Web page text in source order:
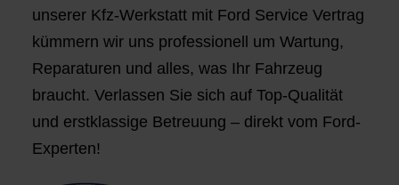
unserer Kfz-Werkstatt mit Ford Service Vertrag
kümmern wir uns professionell um Wartung,
Reparaturen und alles, was Ihr Fahrzeug
braucht. Verlassen Sie sich auf Top-Qualität
und erstklassige Betreuung – direkt vom Ford-
Experten!